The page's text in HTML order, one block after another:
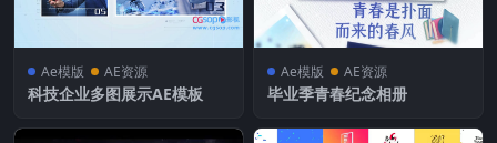
Ae模版 AE资源
科技企业多图展示AE模板
Ae模版 AE资源
毕业季青春纪念相册